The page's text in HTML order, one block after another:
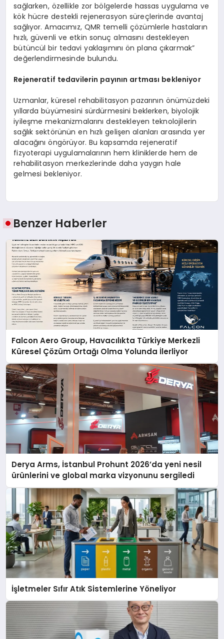
sağlarken, özellikle zor bölgelerde hassas uygulama ve
kök hücre destekli rejenerasyon süreçlerinde avantaj
sağlıyor. Amacımız, QMR temelli çözümlerle hastaların
hızlı, güvenli ve etkin sonuç almasını destekleyen
bütüncül bir tedavi yaklaşımını ön plana çıkarmak”
değerlendirmesinde bulundu.
Rejeneratif tedavilerin payının artması bekleniyor
Uzmanlar, küresel rehabilitasyon pazarının önümüzdeki
yıllarda büyümesini sürdürmesini beklerken, biyolojik
iyileşme mekanizmalarını destekleyen teknolojilerin
sağlık sektörünün en hızlı gelişen alanları arasında yer
alacağını öngörüyor. Bu kapsamda rejeneratif
fizyoterapi uygulamalarının hem kliniklerde hem de
rehabilitasyon merkezlerinde daha yaygın hale
gelmesi bekleniyor.
Benzer Haberler
Falcon Aero Group, Havacılıkta Türkiye Merkezli
Küresel Çözüm Ortağı Olma Yolunda İlerliyor
Derya Arms, İstanbul Prohunt 2026’da yeni nesil
ürünlerini ve global marka vizyonunu sergiledi
İşletmeler Sıfır Atık Sistemlerine Yöneliyor